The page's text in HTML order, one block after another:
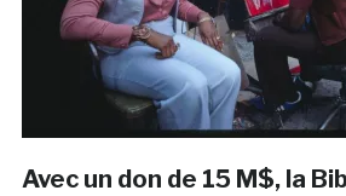
Avec un don de 15 M$, la